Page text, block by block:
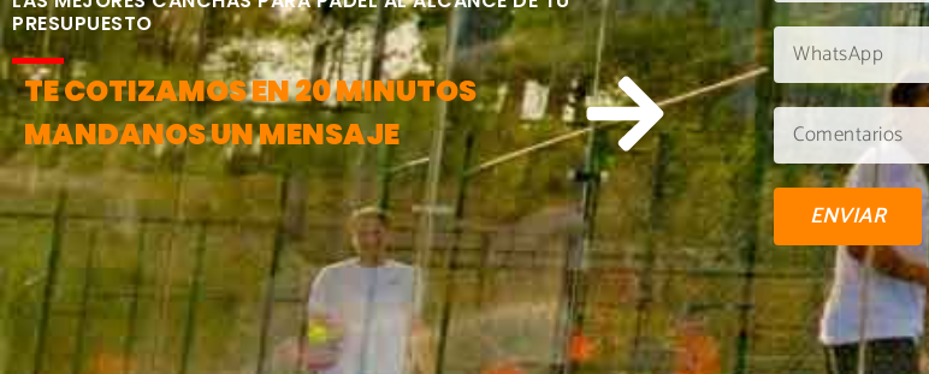
PRESUPUESTO
TE COTIZAMOS EN 20 MINUTOS
MANDANOS UN MENSAJE
ENVIAR